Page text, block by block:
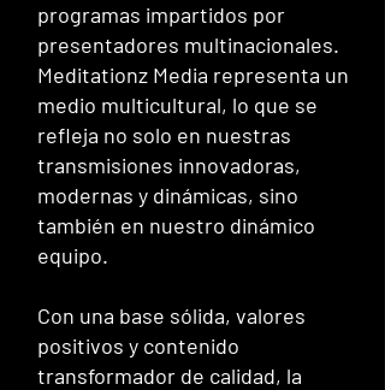
programas impartidos por
presentadores multinacionales.
Meditationz Media representa un
medio multicultural, lo que se
refleja no solo en nuestras
transmisiones innovadoras,
modernas y dinámicas, sino
también en nuestro dinámico
equipo.
Con una base sólida, valores
positivos y contenido
transformador de calidad, la